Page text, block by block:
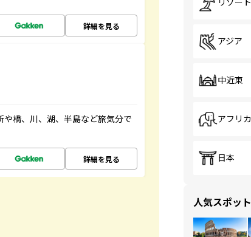
詳細を見る
橋、川、湖、半島など旅気分で
詳細を見る
リゾート
アジア
中近東
アフリカ
日本
人気スポット